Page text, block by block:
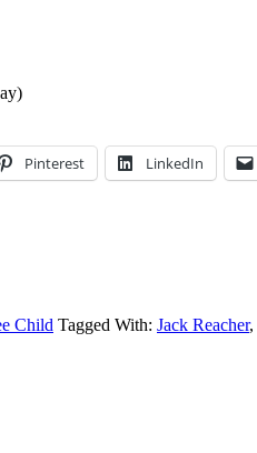
Pinterest LinkedIn
Child Tagged With: Jack Reacher,